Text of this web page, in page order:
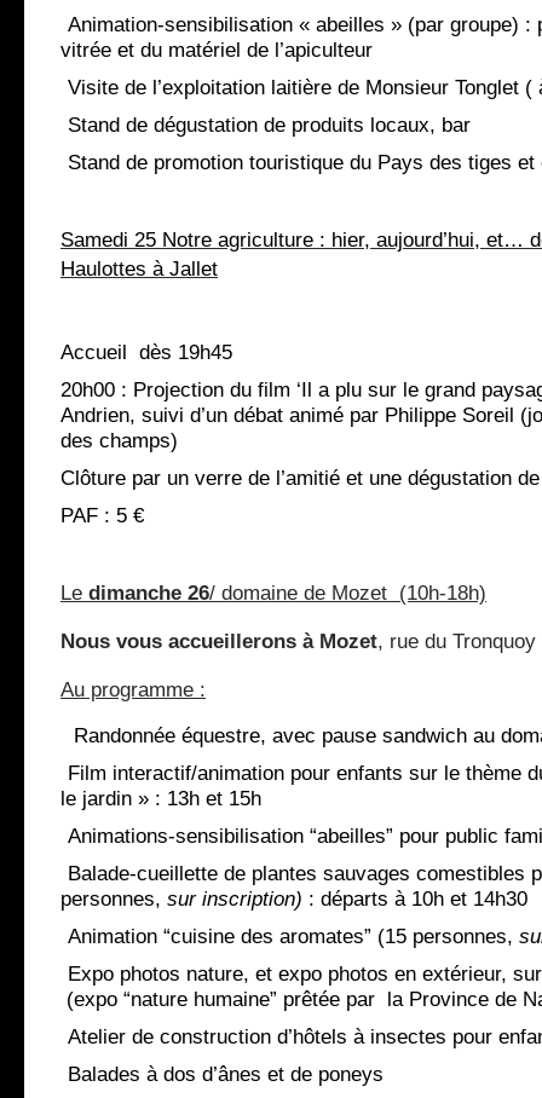
Animation-sensibilisation « abeilles » (par groupe) :
vitrée et du matériel de l’apiculteur
Visite de l’exploitation laitière de Monsieur Tonglet (
Stand de dégustation de produits locaux, bar
Stand de promotion touristique du Pays des tiges et
Samedi 25 Notre agriculture : hier, aujourd’hui, et…
Haulottes à Jallet
Accueil dès 19h45
20h00 : Projection du film ‘Il a plu sur le grand
Andrien, suivi d’un débat animé par Philippe Soreil
des champs)
Clôture par un verre de l’amitié et une dégustation
PAF : 5 €
Le dimanche 26/ domaine de Mozet (10h-18h)
Nous vous accueillerons à Mozet, rue du Tronquoy
Au programme :
Randonnée équestre, avec pause sandwich au
Film interactif/animation pour enfants sur le thème
le jardin » : 13h et 15h
Animations-sensibilisation “abeilles” pour public
Balade-cueillette de plantes sauvages comestibles
personnes, sur inscription) : départs à 10h et 14h30
Animation “cuisine des aromates” (15 personnes,
Expo photos nature, et expo photos en extérieur,
(expo “nature humaine” prêtée par la Province de
Atelier de construction d’hôtels à insectes pour
Balades à dos d’ânes et de poneys